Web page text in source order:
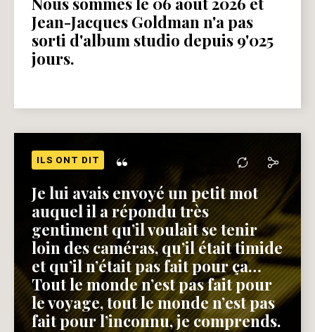
Jean-Jacques Goldman n'a pas
sorti d'album studio depuis 9'025
jours.
ILS ONT DIT “
Je lui avais envoyé un petit mot
auquel il a répondu très
gentiment qu’il voulait se tenir
loin des caméras, qu’il était timide
et qu’il n’était pas fait pour ça…
Tout le monde n’est pas fait pour
le voyage, tout le monde n’est pas
fait pour l’inconnu, je comprends.